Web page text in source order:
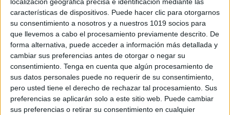
características de dispositivos. Puede hacer clic para otorgarnos
su consentimiento a nosotros y a nuestros 1019 socios para
que llevemos a cabo el procesamiento previamente descrito. De
forma alternativa, puede acceder a información más detallada y
cambiar sus preferencias antes de otorgar o negar su
consentimiento. Tenga en cuenta que algún procesamiento de
sus datos personales puede no requerir de su consentimiento,
pero usted tiene el derecho de rechazar tal procesamiento. Sus
preferencias se aplicarán solo a este sitio web. Puede cambiar
sus preferencias o retirar su consentimiento en cualquier
El uso de rimas y poemas en niños de tres años tiene
una gran importancia en su desarrollo. Estas son
algunas razones: Desarrollo del lenguaje: Las rimas y
poemas ayudan […]
SEGUIR LEYENDO